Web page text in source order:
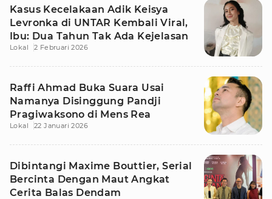
Kasus Kecelakaan Adik Keisya
Levronka di UNTAR Kembali Viral,
Ibu: Dua Tahun Tak Ada Kejelasan
Lokal 2 Februari 2026
Raffi Ahmad Buka Suara Usai
Namanya Disinggung Pandji
Pragiwaksono di Mens Rea
Lokal 22 Januari 2026
Dibintangi Maxime Bouttier, Serial
Bercinta Dengan Maut Angkat
Cerita Balas Dendam